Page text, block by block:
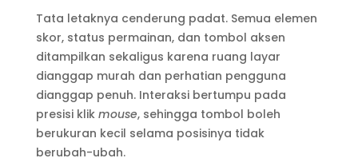
Tata letaknya cenderung padat. Semua elemen
skor, status permainan, dan tombol aksen
ditampilkan sekaligus karena ruang layar
dianggap murah dan perhatian pengguna
dianggap penuh. Interaksi bertumpu pada
presisi klik mouse, sehingga tombol boleh
berukuran kecil selama posisinya tidak
berubah-ubah.